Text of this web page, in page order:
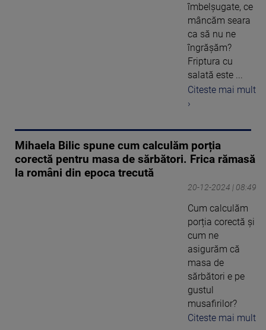
îmbelșugate, ce
mâncăm seara
ca să nu ne
îngrășăm?
Friptura cu
salată este ...
Citeste mai mult
›
Mihaela Bilic spune cum calculăm porția
corectă pentru masa de sărbători. Frica rămasă
la români din epoca trecută
20-12-2024 | 08:49
Cum calculăm
porția corectă și
cum ne
asigurăm că
masa de
sărbători e pe
gustul
musafirilor?
Citeste mai mult